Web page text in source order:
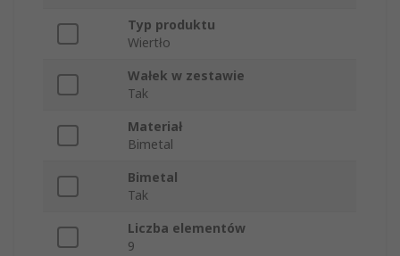
Typ produktu
Wiertło
Wałek w zestawie
Tak
Materiał
Bimetal
Bimetal
Tak
Liczba elementów
9